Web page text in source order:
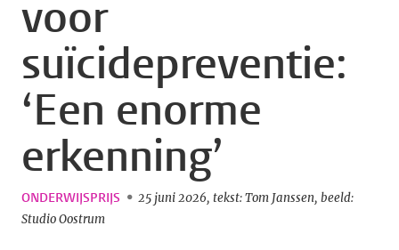
voor
suïcidepreventie:
‘Een enorme
erkenning’
ONDERWIJSPRIJS 25 juni 2026 tekst: Tom Janssen beeld:
Studio Oostrum